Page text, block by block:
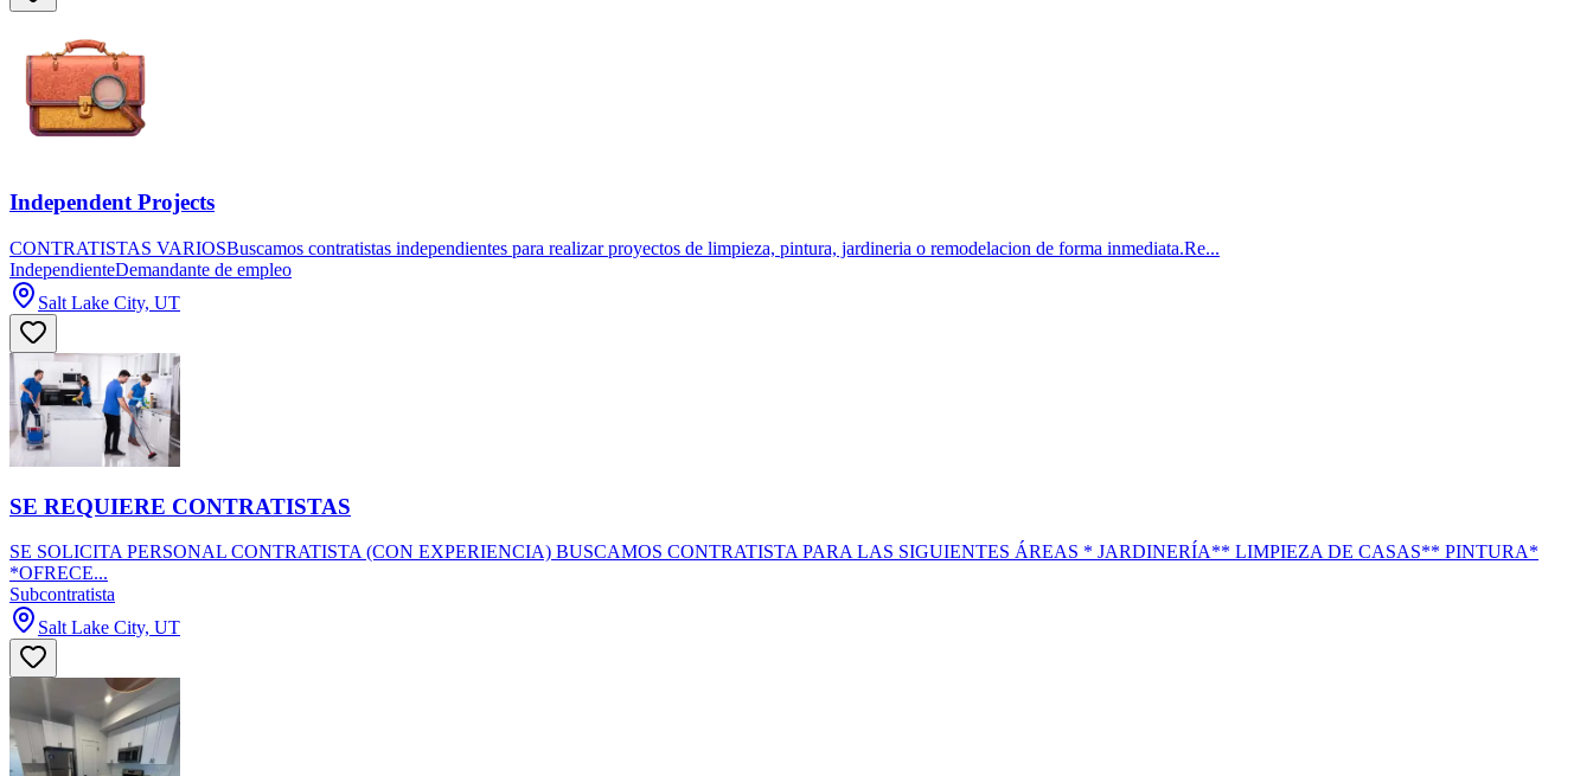
Independent Projects
CONTRATISTAS VARIOSBuscamos contratistas independientes para realizar proyectos de limpieza, pintura, jardineria o remodelacion de forma inmediata.Re...
IndependienteDemandante de empleo
Salt Lake City, UT
SE REQUIERE CONTRATISTAS
SE SOLICITA PERSONAL CONTRATISTA (CON EXPERIENCIA) BUSCAMOS CONTRATISTA PARA LAS SIGUIENTES ÁREAS * JARDINERÍA** LIMPIEZA DE CASAS** PINTURA*
*OFRECE...
Subcontratista
Salt Lake City, UT